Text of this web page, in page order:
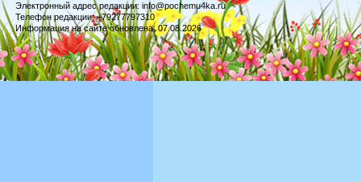
Электронный адрес редакции: info@pochemu4ka.ru
Телефон редакции: +79277797310
Информация на сайте обновлена: 07.08.2026